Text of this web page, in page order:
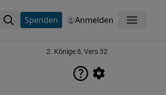
Spenden Anmelden Menü
2. Könige 6, Vers 32